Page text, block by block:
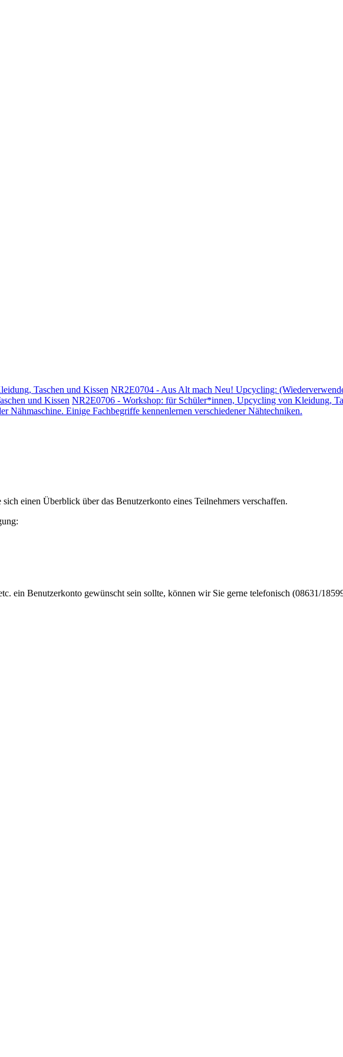
Taschen und Kissen NR2E0704 - Aus Alt mach Neu! Upcycling:
und Kissen NR2E0706 - Workshop: für Schüler*innen, Upcycling von Kleidung,
Nähmaschine. Einige Fachbegriffe kennenlernen verschiedener Nähtechniken.
sich einen Überblick über das Benutzerkonto eines Teilnehmers verschaffen.
ein Benutzerkonto gewünscht sein sollte, können wir Sie gerne telefonisch (08631/